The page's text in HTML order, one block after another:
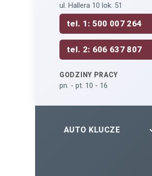
ul. Hallera 10 lok. 51
tel. 1: 500 007 264
tel. 2: 606 637 807
GODZINY PRACY
pn. - pt. 10 - 16
AUTO KLUCZE